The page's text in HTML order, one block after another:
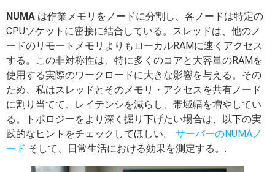
NUMA は作業メモリをノードに分割し、各ノードは特定の
CPUソケットに密接に結合している。スレッドは、他のノ
ードのリモートメモリよりもローカルRAMに速くアクセス
する。この非対称性は、特に多くのコアと大容量のRAMを
使用する実際のワークロードに大きな影響を与える。その
ため、私はスレッドとそのメモリ・アクセスを共有ノード
に割り当てて、レイテンシを減らし、帯域幅を増やしてい
る。トポロジーをより深く掘り下げたい場合は、以下の実
践的なヒントをチェックしてほしい。 サーバーのNUMAノ
ード そして、日常生活における効果を測定する。.